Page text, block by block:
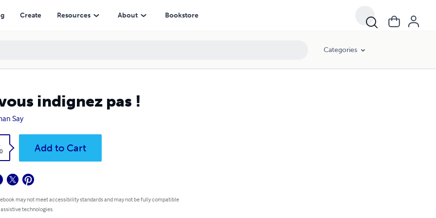
Create Resources About Bookstore
Categories
indignez pas !
Say
Add to Cart
may not meet accessibility standards and may not be fully compatible
technologies.